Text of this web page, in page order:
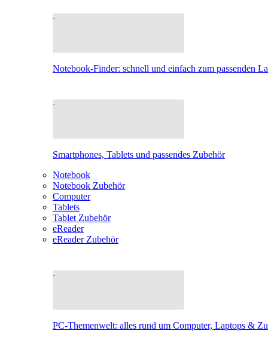
Notebook-Finder: schnell und einfach zum passenden
Smartphones, Tablets und passendes Zubehör
Notebook
Notebook Zubehör
Computer
Tablets
Tablet Zubehör
eReader
eReader Zubehör
PC-Themenwelt: alles rund um Computer, Laptops &